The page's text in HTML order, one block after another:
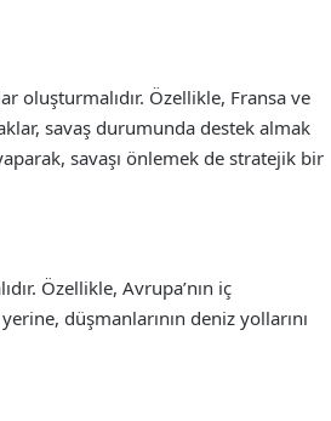
Özellikle, Fransa ve
savaş durumunda destek almak
savaşı önlemek de stratejik bir
Özellikle, Avrupa’nın iç
düşmanlarının deniz yollarını